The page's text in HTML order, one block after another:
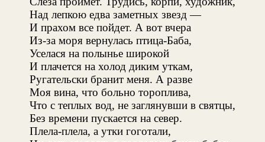
Над лепкою едва заметных звезд —
И прахом все пойдет. А вот вчера
Из-за моря вернулась птица-Баба,
Уселася на полынье широкой
И плачется на холод диким уткам,
Ругательски бранит меня. А разве
Моя вина, что больно тороплива,
Что с теплых вод, не заглянувши в святцы,
Без времени пускается на север.
Плела-плела, а утки гоготали,